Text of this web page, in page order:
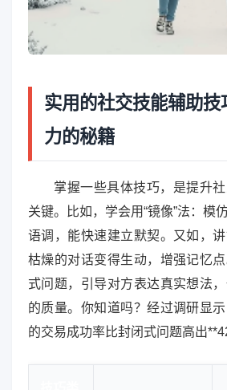
实用的社交技能辅助技
力的秘籍
掌握一些具体技巧，是提升
关键。比如，学会用“镜像”法：模
语调，能快速建立默契。又如，
枯燥的对话变得生动，增强记忆
式问题，引导对方表达真实想法
的质量。你知道吗？经过调研显
的交易成功率比封闭式问题高出